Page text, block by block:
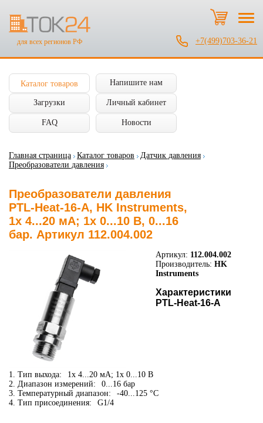
для всех регионов РФ +7(499)703-36-21
Каталог товаров Напишите нам
Загрузки Личный кабинет
FAQ Новости
Главная страница Каталог товаров
Датчик давления
Преобразователи давления
Преобразователи давления
PTL-Heat-16-A, HK Instruments,
1x 4...20 мА; 1x 0...10 В, 0...16
бар. Артикул 112.004.002
Артикул: 112.004.002
Производитель: HK
Instruments
Характеристики
PTL-Heat-16-A
1. Тип выхода:
1x 4...20 мА; 1x 0...10 В
2. Диапазон измерений:
0...16 бар
3. Температурный диапазон:
-40...125 °C
4. Тип присоединения:
G1/4